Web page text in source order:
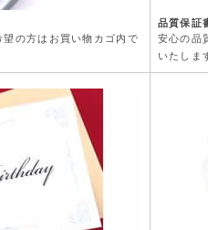
の方はお買い物カゴ内で
品質保証
安心の品
いたしま